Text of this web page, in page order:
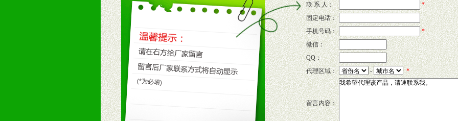
八、品牌产品
1、不断提升品牌的知名度，美誉度。
2、不断开创新产品不断满足消费者的新需求及适应市场变化。
九、加盟优势
1、广告企划支持：产品手册、POP宣传画、三折页及宣传礼品全面配赠，免费提供软硬性平面广告、电台广
场武器。
2、市场保护支持：供优质产品，全套合法经营手续，采取统一底价供货、严格保证区域市场独占，杜绝串货
3、对代理商、经销商提供公司资执证明复印件，财务以帐单，税务发票，产品质量报告检测单，产品批号；
4、营销技术支持：因地制宜，采取方案，专家顾问团提供专柜、社区、HS、名人营销等各种模式市场实战操
联 系 人：
*
固定电话：
手机号码：
*
微信：
QQ：
代理区域：
- *
留言内容：